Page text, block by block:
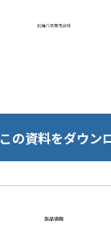
この資料をダウン